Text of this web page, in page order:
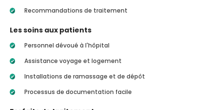
Recommandations de traitement
Les soins aux patients
Personnel dévoué à l'hôpital
Assistance voyage et logement
Installations de ramassage et de dépôt
Processus de documentation facile